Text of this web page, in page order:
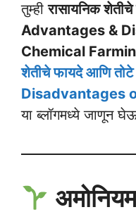
तुम्हीरासायनिक
Advantages &
Chemical
शेतीचे फायदे आणि
Disadvantages
या ब्लॉगमध्ये जाणून